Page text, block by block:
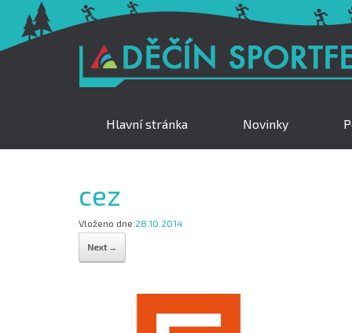
Hlavní stránka Novinky
cez
Vloženo dne 28.10.2014
Next →